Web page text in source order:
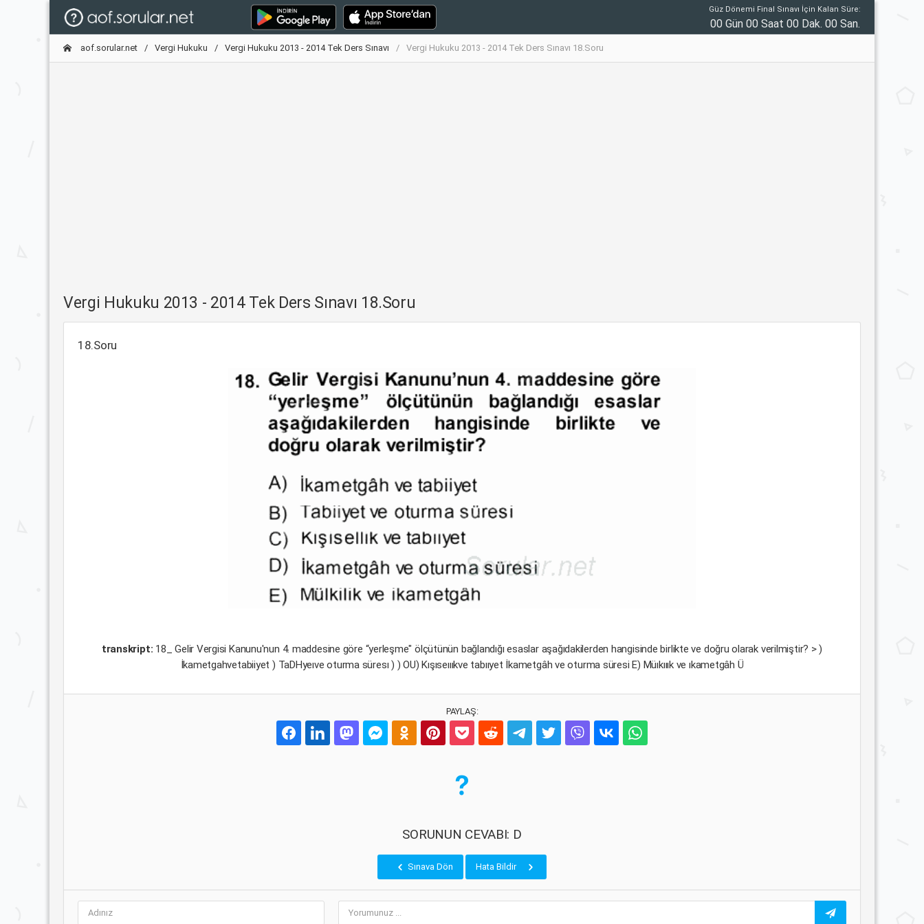
Güz Dönemi Final Sınavı İçin Kalan Süre:
00 Gün 00 Saat 00 Dak. 00 San.
aof.sorular.net Vergi Hukuku Vergi Hukuku 2013 - 2014 Tek Ders Sınavı Vergi Hukuku 2013 - 2014 Tek Ders Sınavı 18.Soru
Vergi Hukuku 2013 - 2014 Tek Ders Sınavı 18.Soru
18.Soru
transkript: 18_ Gelir Vergisi Kanunu'nun 4. maddesine göre “yerleşme" ölçütünün bağlandığı esaslar aşağıdakilerden hangisinde birlikte ve doğru olarak verilmiştir? > )
İkametgahvetabiiyet ) TaDHyeıve oturma süresı ) ) OU) Kışıseıııkve tabııyet İkametgâh ve oturma süresi E) Müıkııık ve ıkametgâh Ü
PAYLAŞ:
SORUNUN CEVABI: D
Sınava Dön Hata Bildir